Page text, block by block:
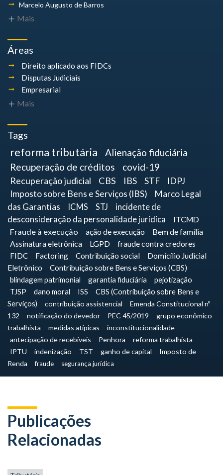
Marcelo Augusto de Barros
Mais
Áreas
Direito aplicado aos FIDCs
Disputas Judiciais
Empresarial
Mais
Tags
reforma tributária
Alienação fiduciária
Recuperação de créditos
covid-19
Recuperação judicial CBS IBS STF
IDPJ
Imposto sobre Bens e Serviços (IBS)
Marco Legal
das Garantias
ICMS STJ
incidente de
desconsideração da personalidade jurídica
ITCMD
Fraude à execução
ação de execução
Bem de família
Assinatura eletrônica
LGPD fraude contra credores
FIDC Factoring Contribuição social
Domicílio Judicial
Eletrônico
Contribuição sobre Bens e Serviços (CBS)
blindagem patrimonial
garantia fiduciária
pejotização
TJSP
dano moral ISS
CBS (Contribuição sobre Bens e
Serviços)
contribuição assistencial
Emenda Constitucional nº
132
notificação do devedor PEC 45/2019
grupo econômico
trabalhista
medidas atípicas
inconstitucionalidade
antecipação de recebíveis
Penhora
reforma trabalhista
IPTU
indenização TST ganho de capital
Imposto de
Renda
fraude segurança jurídica
Publicações
Relacionadas